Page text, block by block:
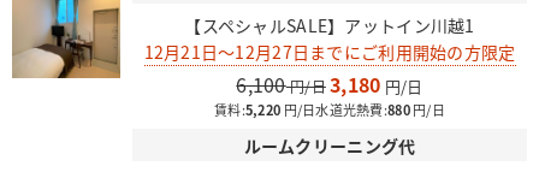
【スペシャルSALE】アットイン川越1
12月21日～12月27日までにご利用開始の方限定
6,100 3,180
賃料:5,220 水道光熱費:880
ルームクリーニング代